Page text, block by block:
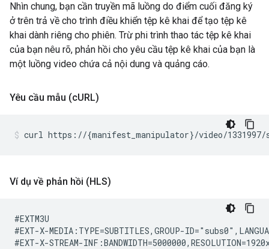
Nhìn chung, bạn cần truyền mã luồng do điểm cuối đăng ký
ở trên trả về cho trình điều khiển tệp kê khai để tạo tệp kê
khai dành riêng cho phiên. Trừ phi trình thao tác tệp kê khai
của bạn nêu rõ, phản hồi cho yêu cầu tệp kê khai của bạn là
một luồng video chứa cả nội dung và quảng cáo.
Yêu cầu mẫu (cURL)
curl https://{manifest_manipulator}/video/1331997/
Ví dụ về phản hồi (HLS)
#EXTM3U
#EXT-X-MEDIA:TYPE=SUBTITLES,GROUP-
#EXT-X-STREAM-